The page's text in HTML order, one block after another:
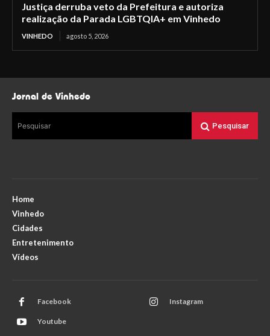
Justiça derruba veto da Prefeitura e autoriza
realização da Parada LGBTQIA+ em Vinhedo
VINHEDO agosto 5, 2026
Jornal de Vinhedo
Pesquisar Pesquisar
Home
Vinhedo
Cidades
Entretenimento
Vídeos
Facebook Instagram
Youtube